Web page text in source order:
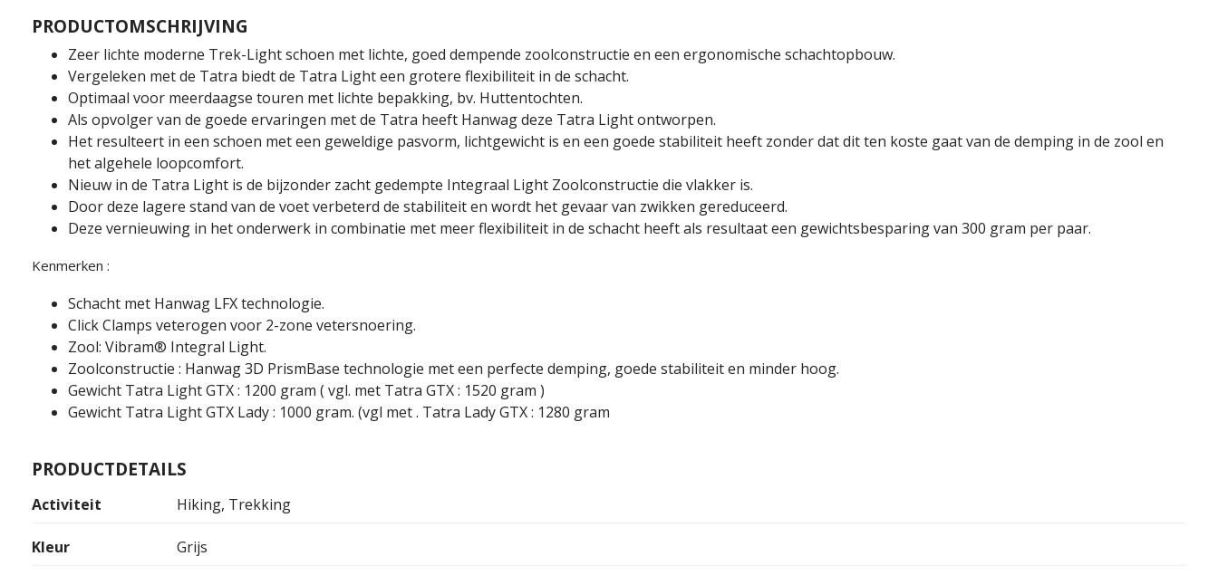
PRODUCTOMSCHRIJVING
Zeer lichte moderne Trek-Light schoen met lichte, goed dempende zoolconstructie en een ergonomische schachtopbouw.
Vergeleken met de Tatra biedt de Tatra Light een grotere flexibiliteit in de schacht.
Optimaal voor meerdaagse touren met lichte bepakking, bv. Huttentochten.
Als opvolger van de goede ervaringen met de Tatra heeft Hanwag deze Tatra Light ontworpen.
Het resulteert in een schoen met een geweldige pasvorm, lichtgewicht is en een goede stabiliteit heeft zonder dat dit ten koste gaat van de demping in de zool en
het algehele loopcomfort.
Nieuw in de Tatra Light is de bijzonder zacht gedempte Integraal Light Zoolconstructie die vlakker is.
Door deze lagere stand van de voet verbeterd de stabiliteit en wordt het gevaar van zwikken gereduceerd.
Deze vernieuwing in het onderwerk in combinatie met meer flexibiliteit in de schacht heeft als resultaat een gewichtsbesparing van 300 gram per paar.
Kenmerken :
Schacht met Hanwag LFX technologie.
Click Clamps veterogen voor 2-zone vetersnoering.
Zool: Vibram® Integral Light.
Zoolconstructie : Hanwag 3D PrismBase technologie met een perfecte demping, goede stabiliteit en minder hoog.
Gewicht Tatra Light GTX : 1200 gram ( vgl. met Tatra GTX : 1520 gram )
Gewicht Tatra Light GTX Lady : 1000 gram. (vgl met . Tatra Lady GTX : 1280 gram
PRODUCTDETAILS
Activiteit Hiking, Trekking
Kleur Grijs